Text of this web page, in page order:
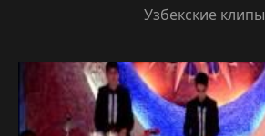
Узбекские клипы